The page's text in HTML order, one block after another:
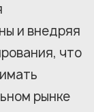
и внедряя
что
рынке